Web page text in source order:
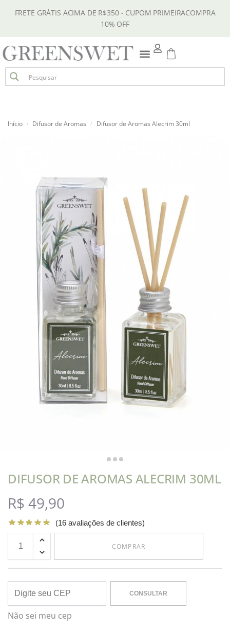
FRETE GRÁTIS ACIMA DE R$350 - CUPOM PRIMEIRACOMPRA
10% OFF
Início / Difusor de Aromas / Difusor de Aromas Alecrim 30ml
DIFUSOR DE AROMAS ALECRIM 30ML
R$ 49,90
(16 avaliações de clientes)
COMPRAR
CONSULTAR
Não sei meu cep